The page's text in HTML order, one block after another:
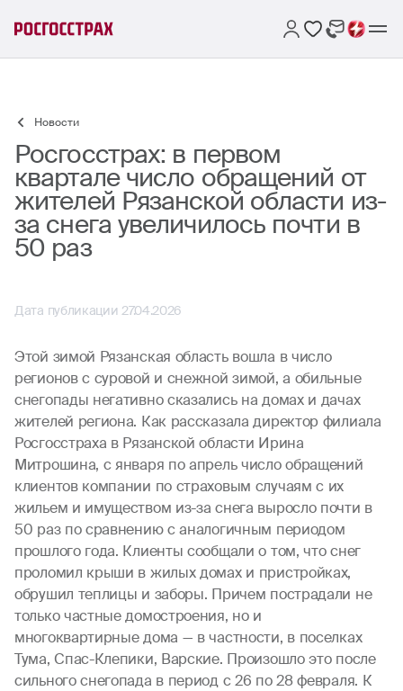
Новости
Росгосстрах: в первом
квартале число обращений от
жителей Рязанской области из-
за снега увеличилось почти в
50 раз
Дата публикации 27.04.2026
Этой зимой Рязанская область вошла в число
регионов с суровой и снежной зимой, а обильные
снегопады негативно сказались на домах и дачах
жителей региона. Как рассказала директор филиала
Росгосстраха в Рязанской области Ирина
Митрошина, с января по апрель число обращений
клиентов компании по страховым случаям с их
жильем и имуществом из-за снега выросло почти в
50 раз по сравнению с аналогичным периодом
прошлого года. Клиенты сообщали о том, что снег
проломил крыши в жилых домах и пристройках,
обрушил теплицы и заборы. Причем пострадали не
только частные домостроения, но и
многоквартирные дома — в частности, в поселках
Тума, Спас-Клепики, Варские. Произошло это после
сильного снегопада в период с 26 по 28 февраля. К